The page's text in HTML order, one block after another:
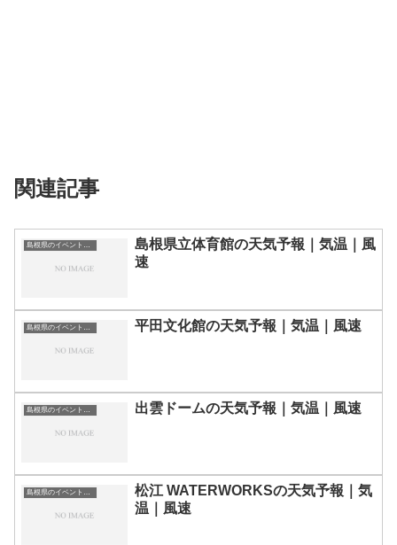
関連記事
島根県のイベント会場一覧
島根県立体育館の天気予報｜気温｜風
速
島根県のイベント会場一覧 平田文化館の天気予報｜気温｜風速
島根県のイベント会場一覧 出雲ドームの天気予報｜気温｜風速
島根県のイベント会場一覧
松江 WATERWORKSの天気予報｜気
温｜風速